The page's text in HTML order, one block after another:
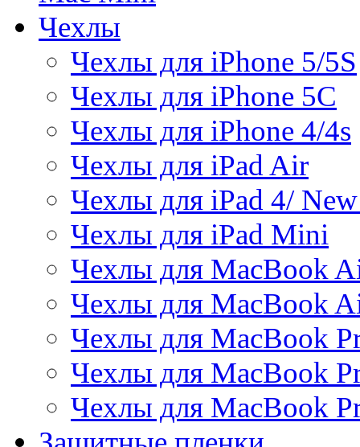
Чехлы
Чехлы для iPhone 5/5S
Чехлы для iPhone 5C
Чехлы для iPhone 4/4s
Чехлы для iPad Air
Чехлы для iPad 4/
Чехлы для iPad Mini
Чехлы для MacBook
Чехлы для MacBook
Чехлы для MacBook
Чехлы для MacBook
Чехлы для MacBook